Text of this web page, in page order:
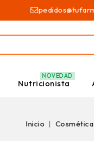
Nutricionista
NOVEDAD
Inicio Cosmética